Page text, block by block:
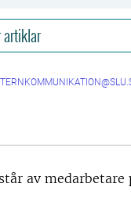
artiklar
av medarbetare